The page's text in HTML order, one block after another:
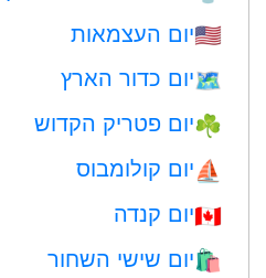
🇺🇸יום העצמאות
🗺️יום כדור הארץ
☘️יום פטריק הקדוש
⛵️יום קולומבוס
🇨🇦יום קנדה
🛍יום שישי השחור